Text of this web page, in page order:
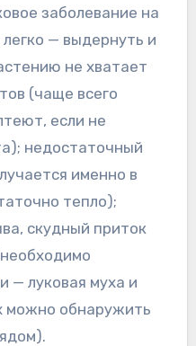
заболевание на
— выдернуть и
не хватает
(чаще всего
если не
недостаточный
именно в
тепло);
скудный приток
— луковая муха и
можно обнаружить